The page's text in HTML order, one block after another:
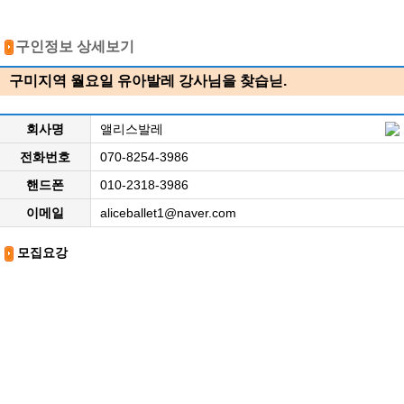
구인정보 상세보기
구미지역 월요일 유아발레 강사님을 찾습닏.
회사명
앨리스발레
전화번호
070-8254-3986
핸드폰
010-2318-3986
이메일
aliceballet1@naver.com
모집요강